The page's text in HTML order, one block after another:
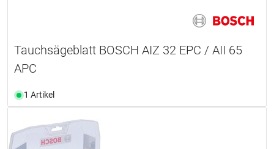
Tauchsägeblatt BOSCH AIZ 32 EPC / AII 65
APC
1 Artikel